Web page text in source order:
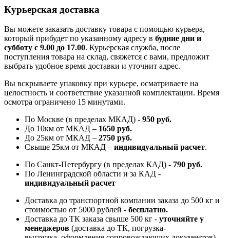
Курьерская доставка
Вы можете заказать доставку товара с помощью курьера,
который прибудет по указанному адресу в будние дни и
субботу с 9.00 до 17.00. Курьерская служба, после
поступления товара на склад, свяжется с вами, предложит
выбрать удобное время доставки и уточнит адрес.
Вы вскрываете упаковку при курьере, осматриваете на
целостность и соответствие указанной комплектации. Время
осмотра ограничено 15 минутами.
По Москве (в пределах МКАД) - 950 руб.
До 10км от МКАД – 1650 руб.
До 25км от МКАД – 2750 руб.
Свыше 25км от МКАД – индивидуальный расчет.
По Санкт-Петербургу (в пределах КАД) - 790 руб.
По Ленинградской области и за КАД -
индивидуальный расчет
Доставка до транспортной компании заказа до 500 кг и
стоимостью от 5000 рублей - бесплатно.
Доставка до ТК заказа свыше 500 кг - уточняйте у
менеджеров (доставка до ТК, погрузка-